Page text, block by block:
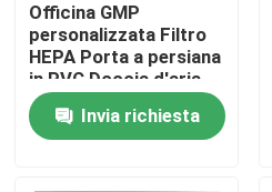
Prodotti
Circa noi
Giro della fabbrica
Officina GMP
personalizzata Filtro
HEPA Porta a persiana
in PVC Doccia d'aria
per merci SUS201
Invia richiesta